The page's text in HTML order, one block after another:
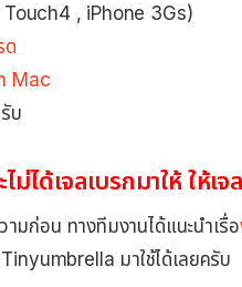
Touch4 , iPhone 3Gs)
ด
Mac
บ
ได้เจลเบรกมาให้ ให้เจ
มก่อน ทางทีมงานได้แนะนำเรื่อ
มาใช้ได้เลยครับ